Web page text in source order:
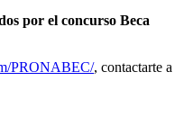
por el concurso Beca
PRONABEC/, contactarte a